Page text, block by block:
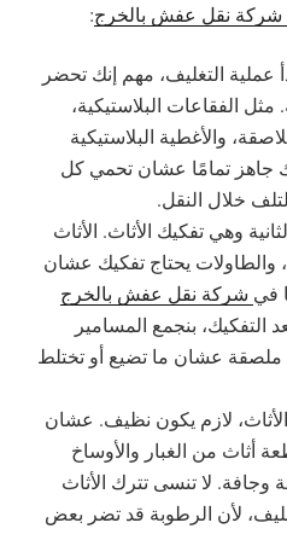
شركة نقل عفش بالخرج:
عملية التغليف، مهم إنك تحضر
مثل الفقاعات البلاستيكية،
والأغطية البلاستيكية
جاهز تمامًا عشان تحمي كل
خلال النقل.
وهي تفكيك الأثاث. الأثاث
والطاولات يحتاج تفكيك عشان
في شركة نقل عفش بالخرج
بنجمع المسامير
ملصقة عشان ما تضيع أو تختلط
لازم يكون نظيف. عشان
أثاث من الغبار والأوساخ
لا تنسى تترك الأثاث
لأن الرطوبة قد تضر بعض